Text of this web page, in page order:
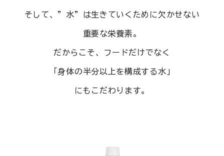
そして、”水”は生きていくために欠かせない
重要な栄養素。
だからこそ、フードだけでなく
「身体の半分以上を構成する水」
にもこだわります。